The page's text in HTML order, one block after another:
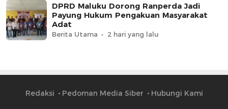
DPRD Maluku Dorong Ranperda Jadi
Payung Hukum Pengakuan Masyarakat
Adat
Berita Utama 2 hari yang lalu
Redaksi Pedoman Media Siber Hubungi Kami